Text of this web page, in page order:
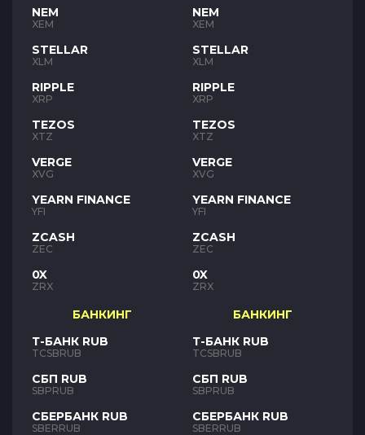
NEM
XEM
STELLAR
XLM
RIPPLE
XRP
TEZOS
XTZ
VERGE
XVG
YEARN FINANCE
YFI
ZCASH
ZEC
0X
ZRX
БАНКИНГ
Т-БАНК RUB
TCSBRUB
СБП RUB
SBPRUB
СБЕРБАНК RUB
SBERRUB
NEM
XEM
STELLAR
XLM
RIPPLE
XRP
TEZOS
XTZ
VERGE
XVG
YEARN FINANCE
YFI
ZCASH
ZEC
0X
ZRX
БАНКИНГ
Т-БАНК RUB
TCSBRUB
СБП RUB
SBPRUB
СБЕРБАНК RUB
SBERRUB